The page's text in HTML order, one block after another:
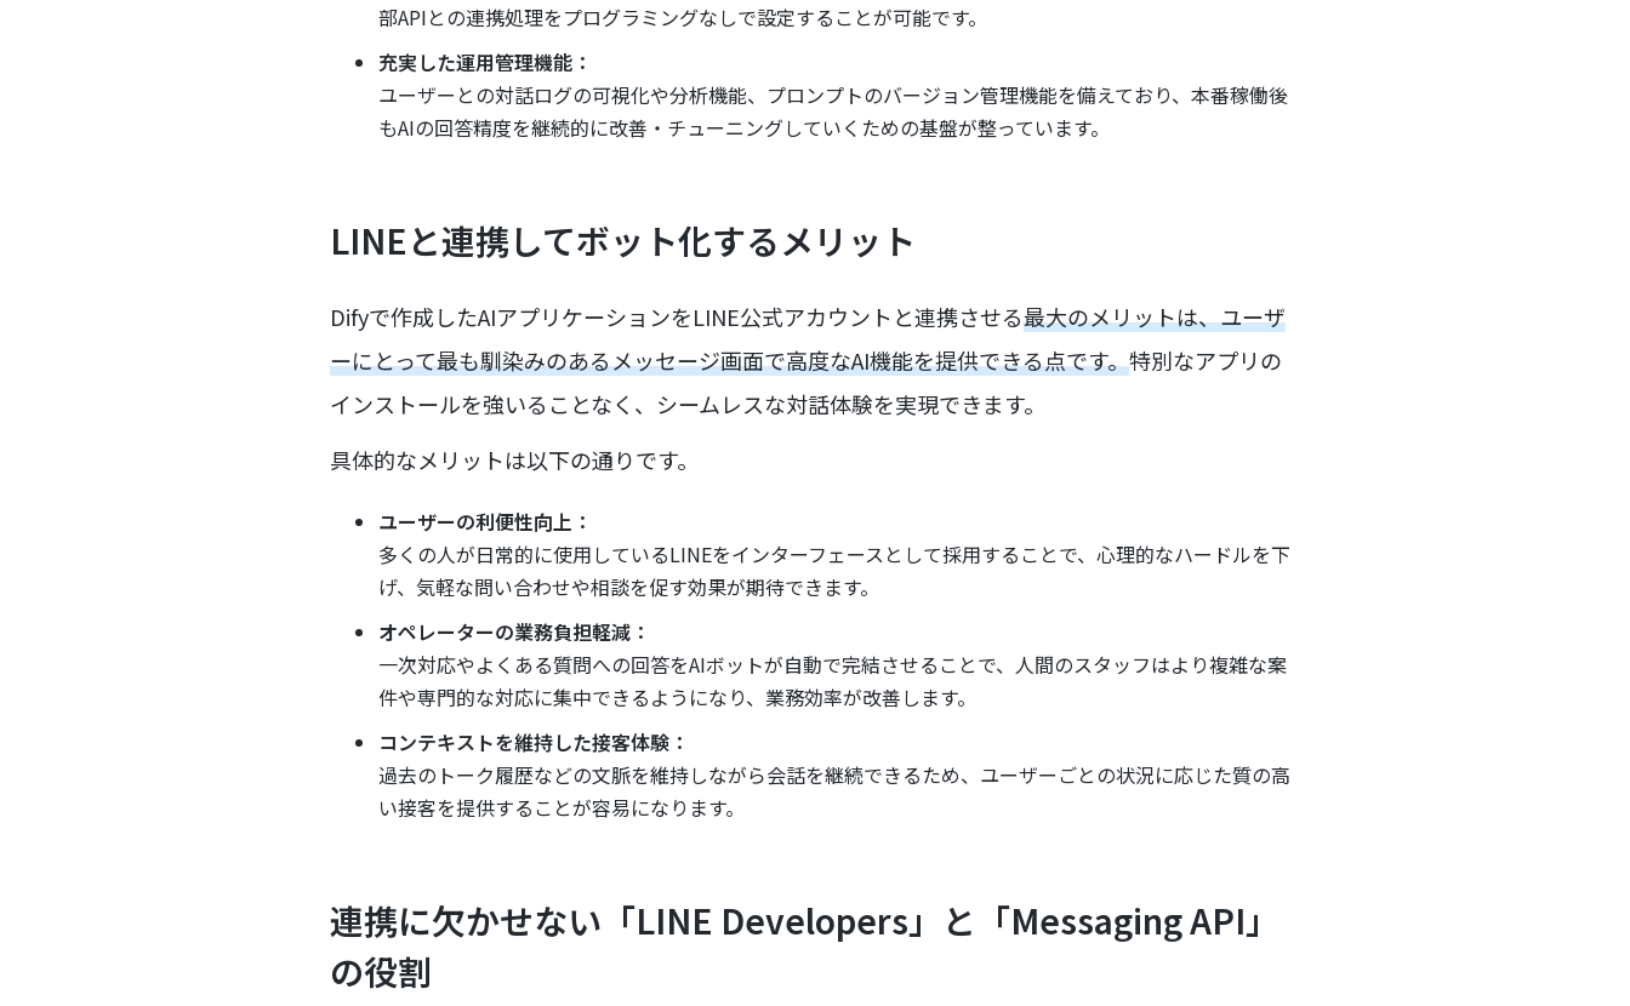
部APIとの連携処理をプログラミングなしで設定することが可能です。
充実した運用管理機能：
ユーザーとの対話ログの可視化や分析機能、プロンプトのバージョン管理機能を備えており、本番稼働後
もAIの回答精度を継続的に改善・チューニングしていくための基盤が整っています。
LINEと連携してボット化するメリット
Difyで作成したAIアプリケーションをLINE公式アカウントと連携させる最大のメリットは、ユーザ
ーにとって最も馴染みのあるメッセージ画面で高度なAI機能を提供できる点です。特別なアプリの
インストールを強いることなく、シームレスな対話体験を実現できます。
具体的なメリットは以下の通りです。
ユーザーの利便性向上：
多くの人が日常的に使用しているLINEをインターフェースとして採用することで、心理的なハードルを下
げ、気軽な問い合わせや相談を促す効果が期待できます。
オペレーターの業務負担軽減：
一次対応やよくある質問への回答をAIボットが自動で完結させることで、人間のスタッフはより複雑な案
件や専門的な対応に集中できるようになり、業務効率が改善します。
コンテキストを維持した接客体験：
過去のトーク履歴などの文脈を維持しながら会話を継続できるため、ユーザーごとの状況に応じた質の高
い接客を提供することが容易になります。
連携に欠かせない「LINE Developers」と「Messaging API」
の役割